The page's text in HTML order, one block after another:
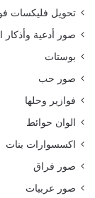
تحويل فليكسات
صور أدعية وأذكار
بوستات
صور حب
فوازير وحلها
الوان حوائط
اكسسوارات بنات
صور فراق
صور عربيات